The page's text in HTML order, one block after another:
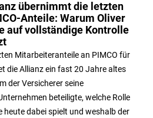
übernimmt die letzten
Anteile: Warum Oliver
auf vollständige Kontrolle
Mitarbeiteranteile an PIMCO für
die Allianz ein fast 20 Jahre altes
der Versicherer seine
beteiligte, welche Rolle
heute dabei spielt und weshalb der